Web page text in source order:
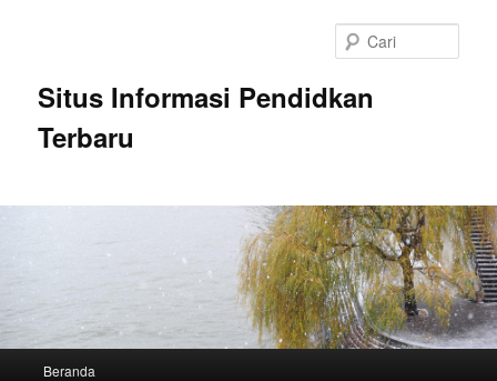
Situs Informasi Pendidkan
Terbaru
Beranda